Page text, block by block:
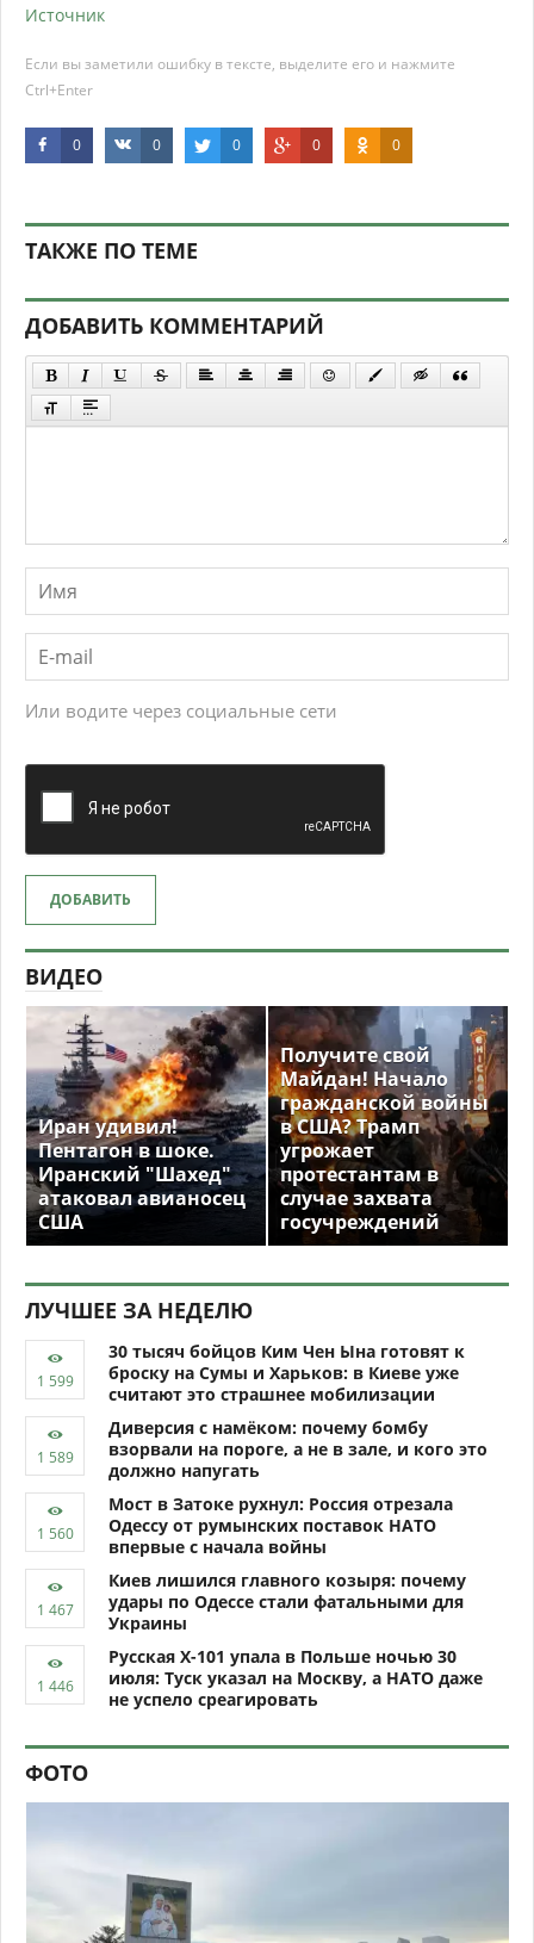
Источник
Если вы заметили ошибку в тексте, выделите его и нажмите
Ctrl+Enter
0 0 0 0 0
ТАКЖЕ ПО ТЕМЕ
ДОБАВИТЬ КОММЕНТАРИЙ
Или водите через социальные сети
ДОБАВИТЬ
ВИДЕО
Иран удивил!
Пентагон в шоке.
Иранский "Шахед"
атаковал авианосец
США
Получите свой
Майдан! Начало
гражданской войны
в США? Трамп
угрожает
протестантам в
случае захвата
госучреждений
ЛУЧШЕЕ ЗА НЕДЕЛЮ
30 тысяч бойцов Ким Чен Ына готовят к
броску на Сумы и Харьков: в Киеве уже
считают это страшнее мобилизации
Диверсия с намёком: почему бомбу
взорвали на пороге, а не в зале, и кого это
должно напугать
Мост в Затоке рухнул: Россия отрезала
Одессу от румынских поставок НАТО
впервые с начала войны
Киев лишился главного козыря: почему
удары по Одессе стали фатальными для
Украины
Русская Х-101 упала в Польше ночью 30
июля: Туск указал на Москву, а НАТО даже
не успело среагировать
ФОТО